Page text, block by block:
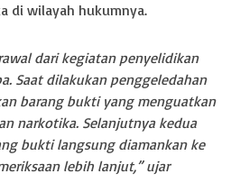
di wilayah hukumnya.
dari kegiatan penyelidikan
Saat dilakukan penggeledahan
barang bukti yang menguatkan
narkotika. Selanjutnya kedua
bukti langsung diamankan ke
lebih lanjut,” ujar